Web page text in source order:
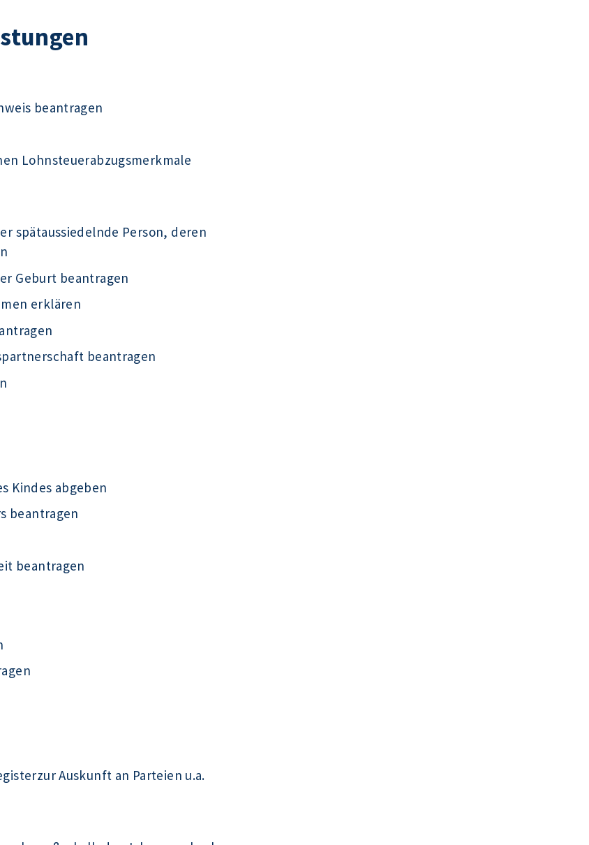
beantragen
Lohnsteuerabzugsmerkmale
spätaussiedelnde Person, deren
Geburt beantragen
erklären
beantragen
Kindes abgeben
beantragen
beantragen
Auskunft an Parteien u.a.